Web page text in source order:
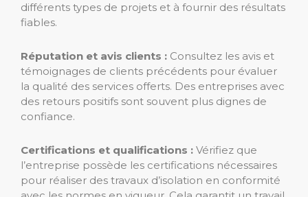
différents types de projets et à fournir des résultats
fiables.
Réputation et avis clients : Consultez les avis et
témoignages de clients précédents pour évaluer
la qualité des services offerts. Des entreprises avec
des retours positifs sont souvent plus dignes de
confiance.
Certifications et qualifications : Vérifiez que
l’entreprise possède les certifications nécessaires
pour réaliser des travaux d’isolation en conformité